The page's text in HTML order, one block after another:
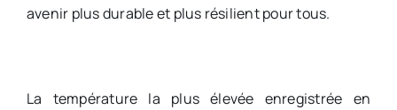
avenir plus durable et plus résilient pour tous.
La température la plus élevée enregistrée en